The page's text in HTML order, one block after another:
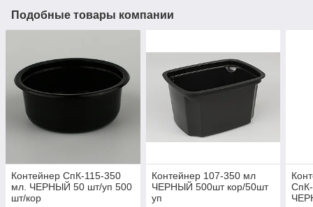
Подобные товары компании
Контейнер СпК-115-350
мл. ЧЕРНЫЙ 50 шт/уп 500
шт/кор
Контейнер 107-350 мл
ЧЕРНЫЙ 500шт кор/50шт
уп